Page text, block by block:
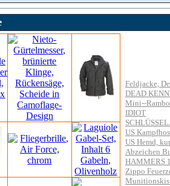
Feldjacke,
DEAD
Mini--
IDIOT
US
US Hemd,
Abzeichen
HAMMERS
Zippo